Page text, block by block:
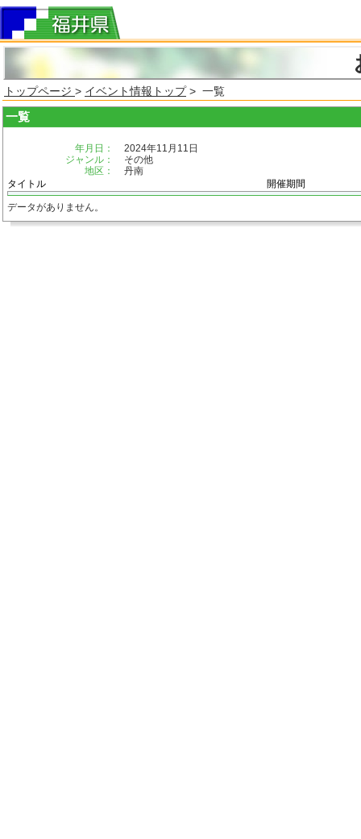
トップページ > イベント情報トップ> 一覧
一覧
年月日：
2024年11月11日
ジャンル：
その他
地区：
丹南
タイトル
開催期間
データがありません。